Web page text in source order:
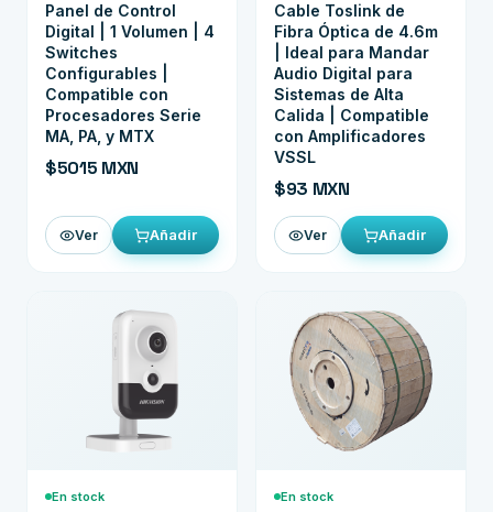
Panel de Control
Digital | 1 Volumen | 4
Switches
Configurables |
Compatible con
Procesadores Serie
MA, PA, y MTX
$5015 MXN
Ver Añadir
Cable Toslink de
Fibra Óptica de 4.6m
| Ideal para Mandar
Audio Digital para
Sistemas de Alta
Calida | Compatible
con Amplificadores
VSSL
$93 MXN
Ver Añadir
En stock En stock